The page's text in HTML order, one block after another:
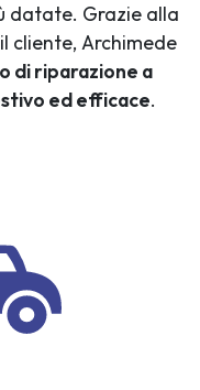
datate. Grazie alla
cliente, Archimede
di riparazione a
ed efficace.